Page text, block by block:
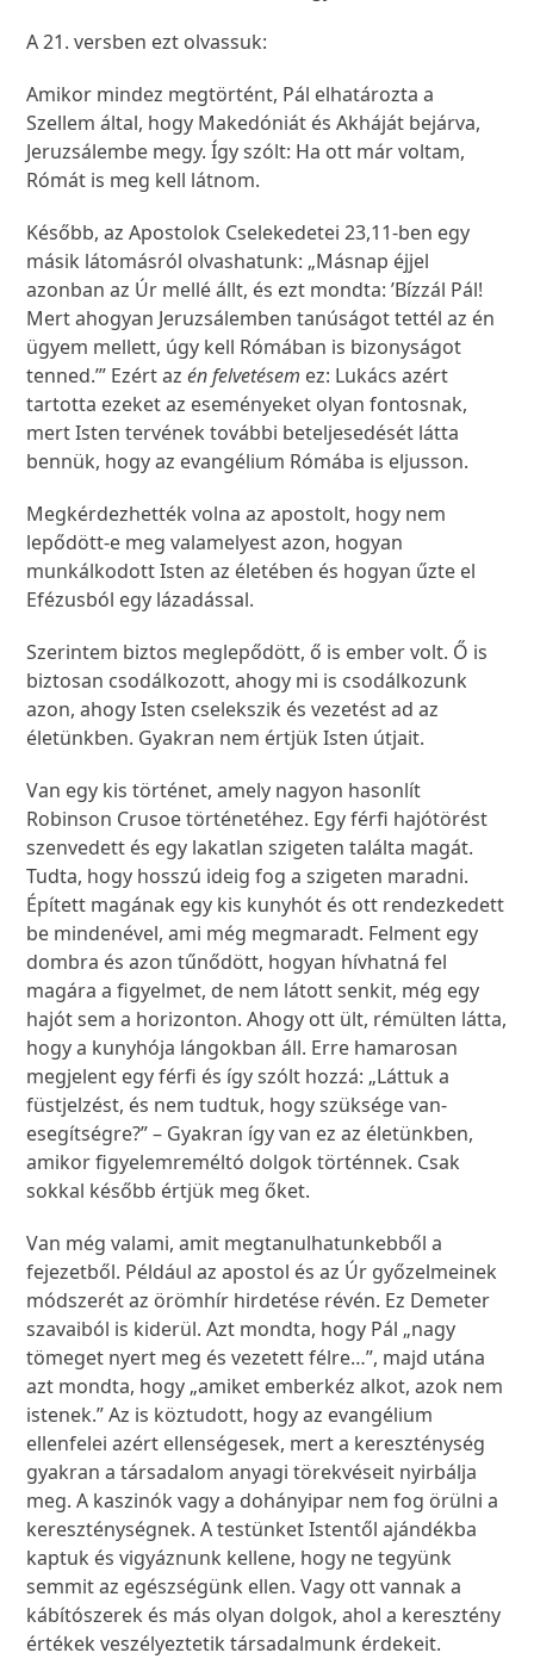
A 21. versben ezt olvassuk:
Amikor mindez megtörtént, Pál elhatározta a
Szellem által, hogy Makedóniát és Akháját bejárva,
Jeruzsálembe megy. Így szólt: Ha ott már voltam,
Rómát is meg kell látnom.
Később, az Apostolok Cselekedetei 23,11-ben egy
másik látomásról olvashatunk: „Másnap éjjel
azonban az Úr mellé állt, és ezt mondta: ’Bízzál Pál!
Mert ahogyan Jeruzsálemben tanúságot tettél az én
ügyem mellett, úgy kell Rómában is bizonyságot
tenned.’” Ezért azén felvetésem ez: Lukács azért
tartotta ezeket az eseményeket olyan fontosnak,
mert Isten tervének további beteljesedését látta
bennük, hogy az evangélium Rómába is eljusson.
Megkérdezhették volna az apostolt, hogy nem
lepődött-e meg valamelyest azon, hogyan
munkálkodott Isten az életében és hogyan űzte el
Efézusból egy lázadással.
Szerintem biztos meglepődött, ő is ember volt. Ő is
biztosan csodálkozott, ahogy mi is csodálkozunk
azon, ahogy Isten cselekszik és vezetést ad az
életünkben. Gyakran nem értjük Isten útjait.
Van egy kis történet, amely nagyon hasonlít
Robinson Crusoe történetéhez. Egy férfi hajótörést
szenvedett és egy lakatlan szigeten találta magát.
Tudta, hogy hosszú ideig fog a szigeten maradni.
Épített magának egy kis kunyhót és ott rendezkedett
be mindenével, ami még megmaradt. Felment egy
dombra és azon tűnődött, hogyan hívhatná fel
magára a figyelmet, de nem látott senkit, még egy
hajót sem a horizonton. Ahogy ott ült, rémülten látta,
hogy a kunyhója lángokban áll. Erre hamarosan
megjelent egy férfi és így szólt hozzá: „Láttuk a
füstjelzést, és nem tudtuk, hogy szüksége van-
esegítségre?” – Gyakran így van ez az életünkben,
amikor figyelemreméltó dolgok történnek. Csak
sokkal később értjük meg őket.
Van még valami, amit megtanulhatunkebből a
fejezetből. Például az apostol és az Úr győzelmeinek
módszerét az örömhír hirdetése révén. Ez Demeter
szavaiból is kiderül. Azt mondta, hogy Pál „nagy
tömeget nyert meg és vezetett félre…”, majd utána
azt mondta, hogy „amiket emberkéz alkot, azok nem
istenek.” Az is köztudott, hogy az evangélium
ellenfelei azért ellenségesek, mert a kereszténység
gyakran a társadalom anyagi törekvéseit nyirbálja
meg. A kaszinók vagy a dohányipar nem fog örülni a
kereszténységnek. A testünket Istentől ajándékba
kaptuk és vigyáznunk kellene, hogy ne tegyünk
semmit az egészségünk ellen. Vagy ott vannak a
kábítószerek és más olyan dolgok, ahol a keresztény
értékek veszélyeztetik társadalmunk érdekeit.